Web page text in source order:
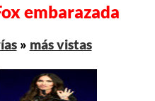
embarazada
» más vistas